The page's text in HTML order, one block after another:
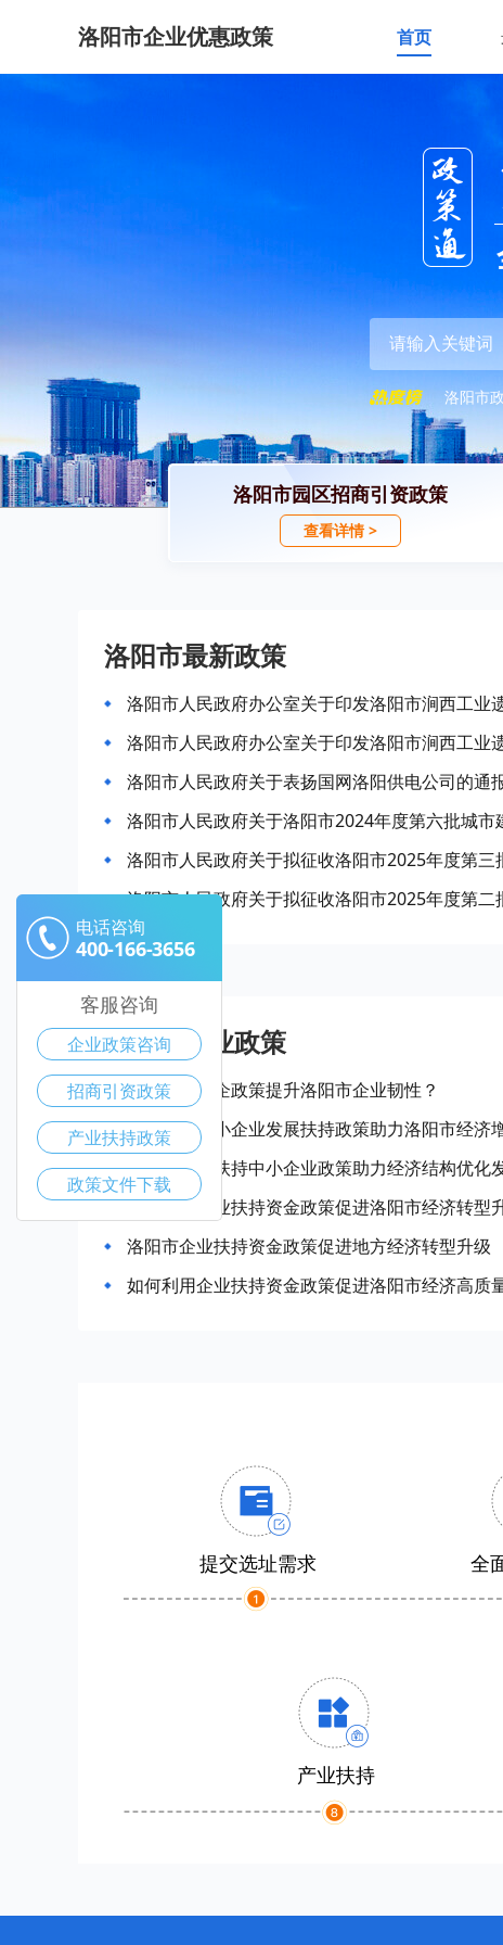
洛阳市企业优惠政策 首页
洛阳市
洛阳市园区招商引资政策
查看详情 >
洛阳市最新政策
洛阳市人民政府办公室关于印发洛阳市涧西工业
洛阳市人民政府办公室关于印发洛阳市涧西工业
洛阳市人民政府关于表扬国网洛阳供电公司的通
洛阳市人民政府关于洛阳市2024年度第六批城
洛阳市人民政府关于拟征收洛阳市2025年度第
洛阳市人民政府关于拟征收洛阳市2025年度第
洛阳市产业政策
如何通过惠企政策提升洛阳市企业韧性？
如何通过中小企业发展扶持政策助力洛阳市经济
洛阳市政府扶持中小企业政策助力经济结构优化
如何利用企业扶持资金政策促进洛阳市经济转型
洛阳市企业扶持资金政策促进地方经济转型升级
如何利用企业扶持资金政策促进洛阳市经济高质
提交选址需求 全
产业扶持
电话咨询
400-166-3656
客服咨询
企业政策咨询
招商引资政策
产业扶持政策
政策文件下载